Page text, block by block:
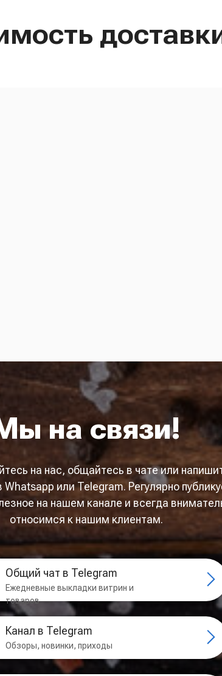
на связи!
на нас, общайтесь в чате или
или Telegram. Регулярно
на нашем канале и всегда
относимся к нашим клиентам.
Общий чат в Telegram
Ежедневные выкладки витрин и
товаров
Канал в Telegram
Обзоры, новинки, приходы